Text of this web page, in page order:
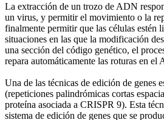
La extracción de un trozo de ADN
un virus, y permitir el movimiento o la
finalmente permitir que las células estén
situaciones en las que la modificación
una sección del código genético, el
repara automáticamente las roturas en el
Una de las técnicas de edición de genes
(repeticiones palindrómicas cortas
proteína asociada a CRISPR 9). Esta
sistema de edición de genes que se